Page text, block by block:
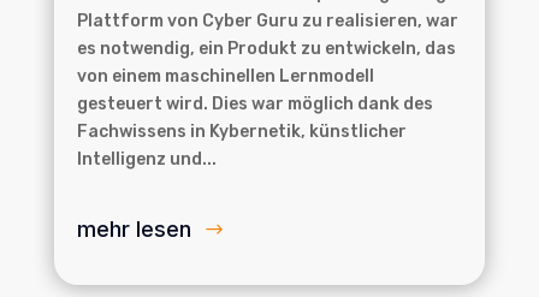
Plattform von Cyber Guru zu realisieren, war
es notwendig, ein Produkt zu entwickeln, das
von einem maschinellen Lernmodell
gesteuert wird. Dies war möglich dank des
Fachwissens in Kybernetik, künstlicher
Intelligenz und...
mehr lesen